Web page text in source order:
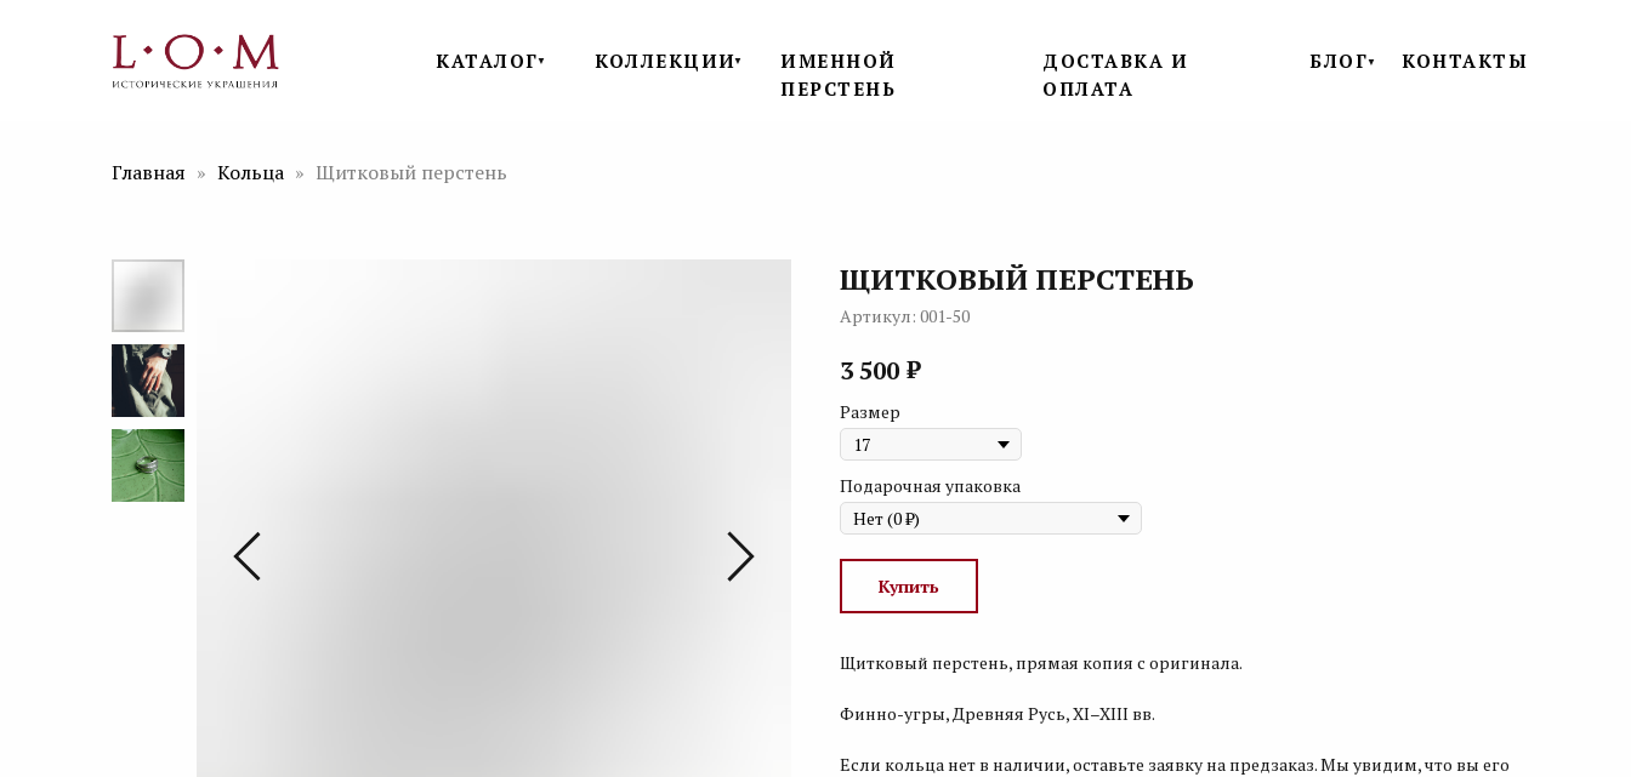
БЛОГ
ДОСТАВКА И
ОПЛАТА
КОНТАКТЫ
КАТАЛОГ▼ ▼
КОЛЛЕКЦИИ▼
ИМЕННОЙ
ПЕРСТЕНЬ
Главная Кольца Щитковый перстень
ЩИТКОВЫЙ ПЕРСТЕНЬ
Артикул: 001-50
3 500 ₽
Размер
Подарочная упаковка
Купить
Щитковый перстень, прямая копия с оригинала.
Финно-угры, Древняя Русь, XI–XIII вв.
Если кольца нет в наличии, оставьте заявку на предзаказ. Мы увидим, что вы его